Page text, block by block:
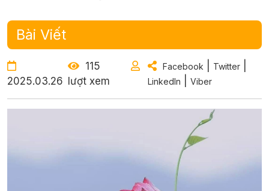
Bài Viết
2025.03.26
115
lượt xem
Facebook Twitter|
LinkedIn Viber